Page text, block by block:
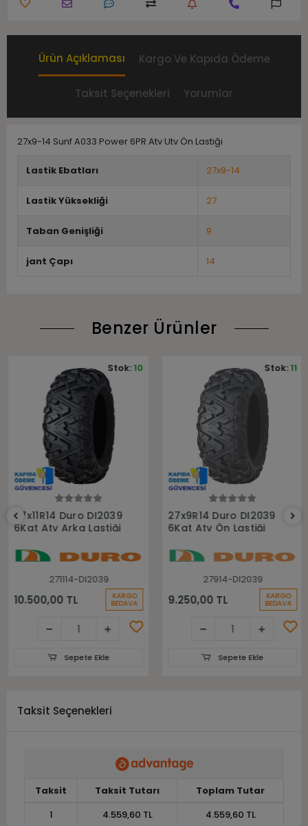
Ürün Açıklaması Kargo Ve Kapıda Ödeme
Taksit Seçenekleri Yorumlar
27x9-14 Sunf A033 Power 6PR Atv Utv Ön Lastiği
Lastik Ebatları 27x9-14
Lastik Yüksekliği 27
Taban Genişliği 9
jant Çapı 14
Benzer Ürünler
27x11R14 Duro DI2039
6Kat Atv Arka Lastiği
271114-DI2039
10.500,00 TL KARGO
BEDAVA
Stok:10
Sepete Ekle
27x9R14 Duro DI2039
6Kat Atv Ön Lastiği
27914-DI2039
9.250,00 TL KARGO
BEDAVA
Stok:11
Sepete Ekle
Taksit Seçenekleri
Taksit Taksit Tutarı
Toplam Tutar
1
4.559,60 TL 4.559,60 TL